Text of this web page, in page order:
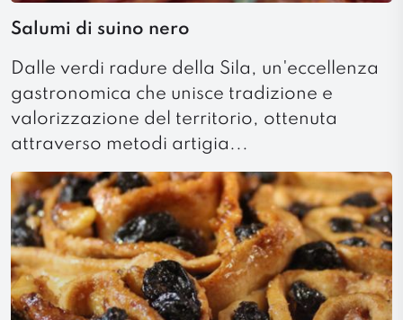
Salumi di suino nero
Dalle verdi radure della Sila, un'eccellenza
gastronomica che unisce tradizione e
valorizzazione del territorio, ottenuta
attraverso metodi artigia...